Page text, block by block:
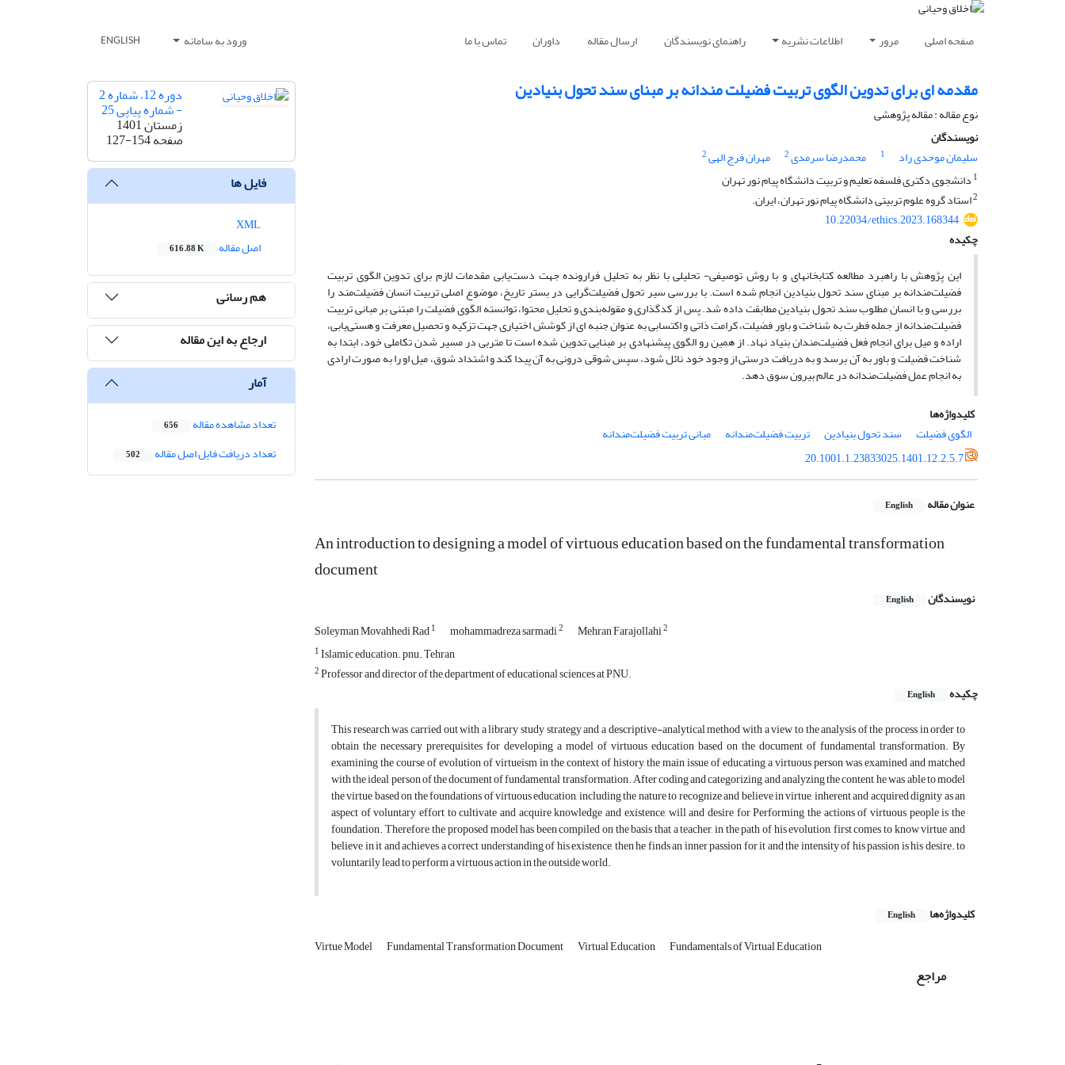
صفحه اصلی مرور اطلاعات نشریه راهنمای نویسندگان ارسال مقاله داوران تماس با ما ورود به سامانه ENGLISH
مقدمه ای برای تدوین الگوی تربیت فضیلت مندانه بر مبنای سند تحول بنیادین
نوع مقاله : مقاله پژوهشی
نویسندگان
سلیمان موحدی راد
1 محمدرضا سرمدی2 مهران فرج الهی2
1 دانشجوی دکتری فلسفه تعلیم و تربیت دانشگاه پیام نور تهران
2استاد گروه علوم تربیتی دانشگاه پیام نور تهران، ایران.
10.22034/ethics.2023.168344
چکیده
این پژوهش با راهبرد مطالعه کتابخانهای و با روش توصیفی- تحلیلی با نظر به تحلیل فرارونده جهت دست‌یابی مقدمات لازم برای تدوین الگوی تربیت
فضیلت‌مندانه بر مبنای سند تحول بنیادین انجام شده است. با بررسی سیر تحول فضیلت‌گرایی در بستر تاریخ، موضوع اصلی تربیت انسان فضیلت‌مند را
بررسی و با انسان مطلوب سند تحول بنیادین مطابقت داده شد. پس از کدگذاری و مقوله‌بندی و تحلیل محتوا، توانسته الگوی فضیلت را مبتنی بر مبانی تربیت
فضیلت‌مندانه از جمله فطرت به شناخت و باور فضیلت، کرامت ذاتی و اکتسابی به عنوان جنبه ای از کوشش اختیاری جهت تزکیه و تحصیل معرفت و هستی‌یابی،
اراده و میل برای انجام فعل فضیلت‌مندان بنیاد نهاد. از همین رو الگوی پیشنهادی بر مبنایی تدوین شده است تا متربی در مسیر شدن تکاملی خود، ابتدا به
شناخت فضیلت و باور به آن برسد و به دریافت درستی از وجود خود نائل شود، سپس شوقی درونی به آن پیدا کند و اشتداد شوق، میل او را به صورت ارادی
به انجام عمل فضیلت‌مندانه در عالم بیرون سوق دهد.
کلیدواژه‌ها
الگوی فضیلت
سند تحول بنیادین تربیت فضیلت‌مندانه
مبانی تربیت فضیلت‌مندانه
20.1001.1.23833025.1401.12.2.5.7
عنوان مقاله English
An introduction to designing a model of virtuous education based on the fundamental transformation
document
نویسندگان English
Soleyman Movahhedi Rad1 mohammadreza sarmadi2 Mehran Farajollahi2
1Islamic education. pnu. Tehran
2Professor and director of the department of educational sciences at PNU.
چکیده
English
This research was carried out with a library study strategy and a descriptive-analytical method with a view to the analysis of the process in order to
obtain the necessary prerequisites for developing a model of virtuous education based on the document of fundamental transformation. By
examining the course of evolution of virtueism in the context of history, the main issue of educating a virtuous person was examined and matched
with the ideal person of the document of fundamental transformation. After coding and categorizing and analyzing the content, he was able to model
the virtue based on the foundations of virtuous education, including the nature to recognize and believe in virtue, inherent and acquired dignity as an
aspect of voluntary effort to cultivate and acquire knowledge and existence, will and desire for Performing the actions of virtuous people is the
foundation. Therefore, the proposed model has been compiled on the basis that a teacher, in the path of his evolution, first comes to know virtue and
believe in it and achieves a correct understanding of his existence, then he finds an inner passion for it and the intensity of his passion is his desire. to
voluntarily lead to perform a virtuous action in the outside world.
کلیدواژه‌ها English
Virtue Model Fundamental Transformation Document Virtual Education Fundamentals of Virtual Education
مراجع
دوره 12، شماره 2
- شماره پیاپی 25
زمستان 1401
صفحه127-154
فایل ها
اصل مقاله
616.88 K
هم رسانی
ارجاع به این مقاله
آمار
تعداد مشاهده مقاله 656
تعداد دریافت فایل اصل مقاله 502